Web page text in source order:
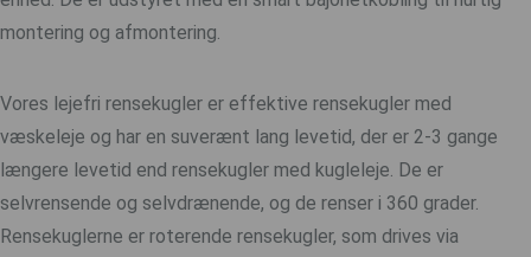
montering og afmontering.
Vores lejefri rensekugler er effektive rensekugler med
væskeleje og har en suverænt lang levetid, der er 2-3 gange
længere levetid end rensekugler med kugleleje. De er
selvrensende og selvdrænende, og de renser i 360 grader.
Rensekuglerne er roterende rensekugler, som drives via